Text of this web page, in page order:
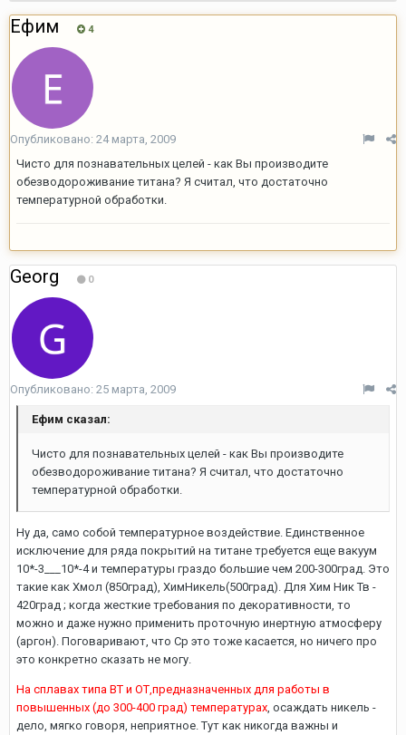
Ефим 4
Опубликовано: 24 марта, 2009
Чисто для познавательных целей - как Вы производите
обезводороживание титана? Я считал, что достаточно
температурной обработки.
Georg 0
Опубликовано: 25 марта, 2009
Ефим сказал:
Чисто для познавательных целей - как Вы производите
обезводороживание титана? Я считал, что достаточно
температурной обработки.
Ну да, само собой температурное воздействие. Единственное
исключение для ряда покрытий на титане требуется еще вакуум
10*-3___10*-4 и температуры граздо большие чем 200-300град. Это
такие как Хмол (850град), ХимНикель(500град). Для Хим Ник Тв -
420град ; когда жесткие требования по декоративности, то
можно и даже нужно применить проточную инертную атмосферу
(аргон). Поговаривают, что Ср это тоже касается, но ничего про
это конкретно сказать не могу.
На сплавах типа ВТ и ОТ,предназначенных для работы в
повышенных (до 300-400 град) температурах , осаждать никель -
дело, мягко говоря, неприятное. Тут как никогда важны и